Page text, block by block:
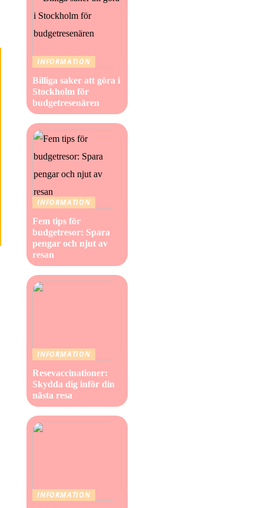
INFORMATION
Billiga saker att göra i
Stockholm för
budgetresenären
INFORMATION
Fem tips för
budgetresor: Spara
pengar och njut av
resan
INFORMATION
Resevaccinationer:
Skydda dig inför din
nästa resa
INFORMATION